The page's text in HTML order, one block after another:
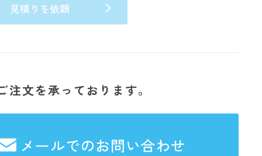
見積りを依頼
文を承っております。
メールでのお問い合わせ